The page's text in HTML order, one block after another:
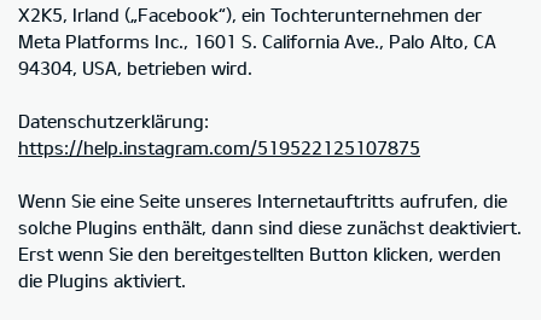
X2K5, Irland („Facebook“), ein Tochterunternehmen der
Meta Platforms Inc., 1601 S. California Ave., Palo Alto, CA
94304, USA, betrieben wird.
Datenschutzerklärung:
https://help.instagram.com/519522125107875
Wenn Sie eine Seite unseres Internetauftritts aufrufen, die
solche Plugins enthält, dann sind diese zunächst deaktiviert.
Erst wenn Sie den bereitgestellten Button klicken, werden
die Plugins aktiviert.